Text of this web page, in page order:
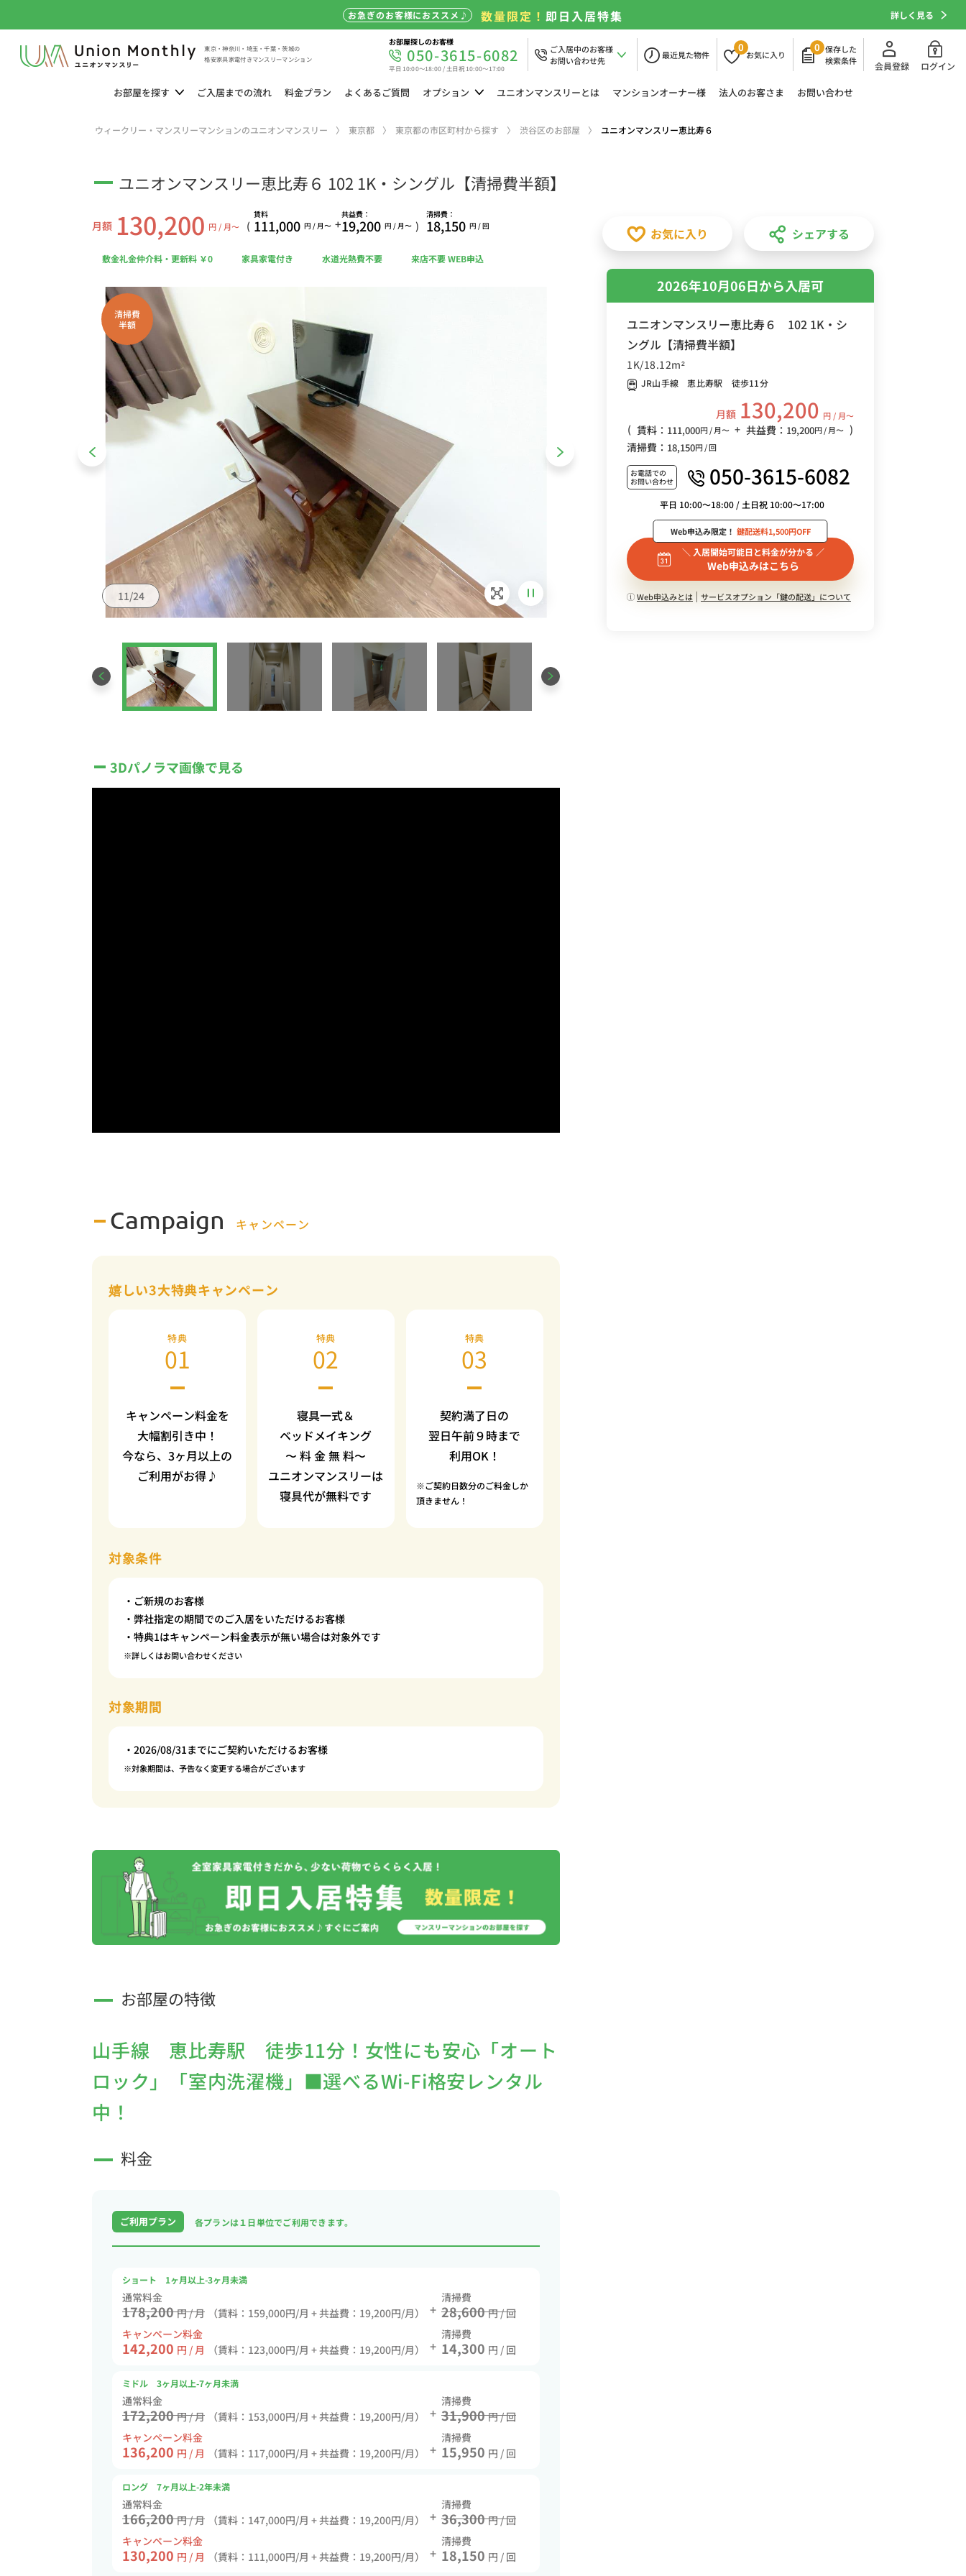
お急ぎのお客様におススメ♪ 数量限定！即日入居特集 詳しく見る
東京・神奈川・埼玉・千葉・茨城の
格安家具家電付きマンスリーマンション
お部屋探しのお客様
050-3615-6082
平日 10:00～18:00 / 土日祝 10:00～17:00
ご入居中のお客様
お問い合わせ先
最近見た物件
0
お気に入り
0 保存した
検索条件
会員登録 ログイン
お部屋を探す ご入居までの流れ 料金プラン よくあるご質問 オプション ユニオンマンスリーとは マンションオーナー様 法人のお客さま お問い合わせ
ウィークリー・マンスリーマンションのユニオンマンスリー 東京都 東京都の市区町村から探す 渋谷区のお部屋 ユニオンマンスリー恵比寿６
ユニオンマンスリー恵比寿６ 102 1K・シングル【清掃費半額】
月額 130,200 円 / 月〜 (
賃料
111,000 円 / 月〜 +
共益費：
19,200 円 / 月〜 )
清掃費：
18,150 円 / 回
敷金礼金仲介料・更新料 ￥0 家具家電付き 水道光熱費不要 来店不要 WEB申込
お気に入り シェアする
清掃費
半額
11/24
3Dパノラマ画像で見る
Campaign キャンペーン
嬉しい3大特典キャンペーン
特典
01
キャンペーン料金を
大幅割引き中！
今なら、3ヶ月以上の
ご利用がお得♪
特典
02
寝具一式＆
ベッドメイキング
〜 料 金 無 料〜
ユニオンマンスリーは
寝具代が無料です
特典
03
契約満了日の
翌日午前９時まで
利用OK！
※ご契約日数分のご料金しか
頂きません！
対象条件
・ご新規のお客様
・弊社指定の期間でのご入居をいただけるお客様
・特典1はキャンペーン料金表示が無い場合は対象外です
※詳しくはお問い合わせください
対象期間
・2026/08/31までにご契約いただけるお客様
※対象期間は、予告なく変更する場合がございます
お部屋の特徴
山手線 恵比寿駅 徒歩11分！女性にも安心「オート
ロック」「室内洗濯機」■選べるWi-Fi格安レンタル
中！
料金
ご利用プラン 各プランは１日単位でご利用できます。
ショート 1ヶ月以上-3ヶ月未満
通常料金
178,200 円 / 月 （賃料：159,000円/月 + 共益費：19,200円/月） +
清掃費
28,600 円 / 回
キャンペーン料金
142,200 円 / 月 （賃料：123,000円/月 + 共益費：19,200円/月） +
清掃費
14,300 円 / 回
ミドル 3ヶ月以上-7ヶ月未満
通常料金
172,200 円 / 月 （賃料：153,000円/月 + 共益費：19,200円/月） +
清掃費
31,900 円 / 回
キャンペーン料金
136,200 円 / 月 （賃料：117,000円/月 + 共益費：19,200円/月） +
清掃費
15,950 円 / 回
ロング 7ヶ月以上-2年未満
通常料金
166,200 円 / 月 （賃料：147,000円/月 + 共益費：19,200円/月） +
清掃費
36,300 円 / 回
キャンペーン料金
130,200 円 / 月 （賃料：111,000円/月 + 共益費：19,200円/月） +
清掃費
18,150 円 / 回
2026年10月06日から入居可
ユニオンマンスリー恵比寿６ 102 1K・シ
ングル【清掃費半額】
1K/18.12m²
JR山手線 恵比寿駅 徒歩11分
月額 130,200 円 / 月〜
( 賃料： 111,000円 / 月〜 + 共益費： 19,200円 / 月〜 )
清掃費： 18,150円 / 回
お電話での
お問い合わせ
050-3615-6082
平日 10:00～18:00 / 土日祝 10:00～17:00
＼ 入居開始可能日と料金が分かる ／
Web申込みはこちら
Web申込み限定！ 鍵配送料1,500円OFF
Web申込みとは サービスオプション「鍵の配送」について